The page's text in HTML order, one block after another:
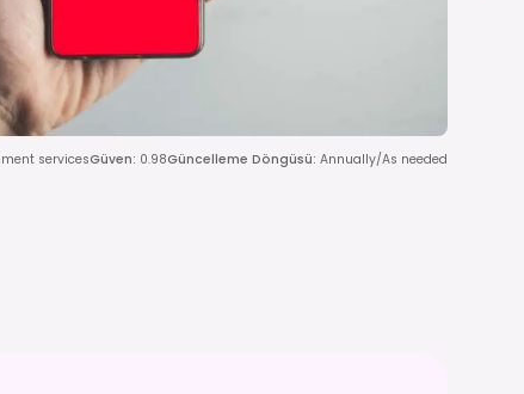
servicesGüven: 0.98Güncelleme Döngüsü: Annually/As needed